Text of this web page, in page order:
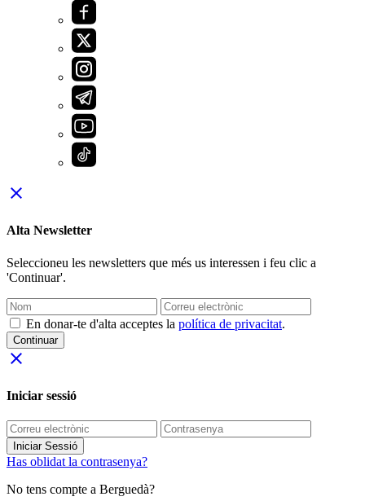
close
Alta Newsletter
Seleccioneu les newsletters que més us interessen i feu clic a
'Continuar'.
En donar-te d'alta acceptes la política de privacitat.
Continuar
close
Iniciar sessió
Iniciar Sessió
Has oblidat la contrasenya?
No tens compte a Berguedà?